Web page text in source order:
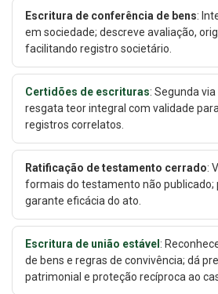
Escritura de conferência de bens:
em sociedade; descreve avaliação,
facilitando registro societário.
Certidões de escrituras: Segunda
resgata teor integral com validade
registros correlatos.
Ratificação de testamento cerrado:
formais do testamento não publicado;
garante eficácia do ato.
Escritura de união estável :
de bens e regras de convivência; dá
patrimonial e proteção recíproca ao